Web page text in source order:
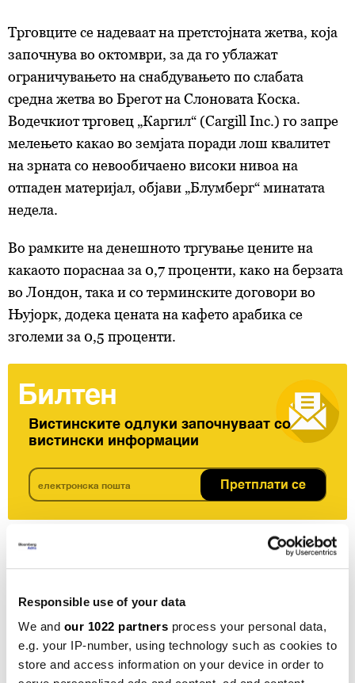
Responsible use of your data
We and our 1022 partners process your personal data,
e.g. your IP-number, using technology such as cookies to
store and access information on your device in order to
Трговците се надеваат на претстојната жетва, која
започнува во октомври, за да го ублажат
ограничувањето на снабдувањето по слабата
средна жетва во Брегот на Слоновата Коска.
Водечкиот трговец „Каргил“ (Cargill Inc.) го запре
мелењето какао во земјата поради лош квалитет
на зрната со невообичаено високи нивоа на
отпаден материјал, објави „Блумберг“ минатата
недела.
Во рамките на денешното тргување цените на
какаото пораснаа за 0,7 проценти, како на берзата
во Лондон, така и со терминските договори во
Њујорк, додека цената на кафето арабика се
зголеми за 0,5 проценти.
Билтен
Вистинските одлуки започнуваат со
вистински информации
Претплати се
Железната руда достигна
едногодишно дно